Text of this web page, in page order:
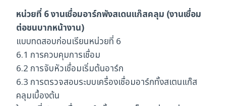
หน่วยที่ 6 งานเชื่อมอาร์กพังสเดนแก๊สคลุม (งานเชื่อม
ต่อชนบากหน้างาน)
แบบทดสอบก่อนเรียนหน่วยที่ 6
6.1 การควบคุมการเชื่อม
6.2 การจับหัวเชื่อมเริ่มต้นอาร์ก
6.3 การตรวจสอบระบบเครื่องเชื่อมอาร์กทั้งสเตนแก๊ส
คลุมเบื้องต้น